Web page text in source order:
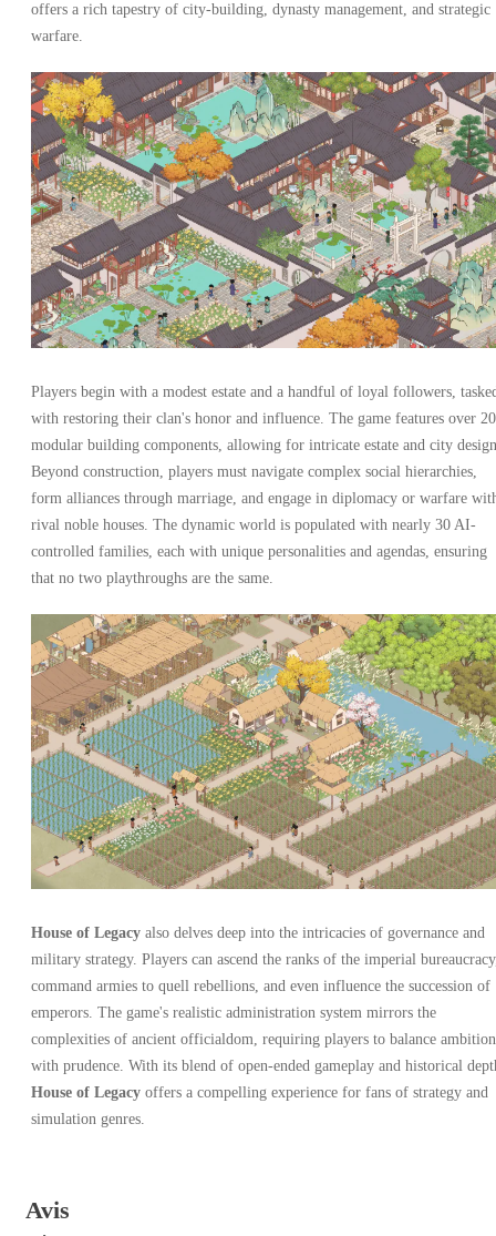
offers a rich tapestry of city-building, dynasty management, and strategic
warfare.
Players begin with a modest estate and a handful of loyal followers,
with restoring their clan's honor and influence. The game features over
modular building components, allowing for intricate estate and city
Beyond construction, players must navigate complex social hierarchies,
form alliances through marriage, and engage in diplomacy or warfare
rival noble houses. The dynamic world is populated with nearly 30 AI-
controlled families, each with unique personalities and agendas, ensuring
that no two playthroughs are the same.
House of Legacy also delves deep into the intricacies of governance and
military strategy. Players can ascend the ranks of the imperial
command armies to quell rebellions, and even influence the succession of
emperors. The game's realistic administration system mirrors the
complexities of ancient officialdom, requiring players to balance ambition
with prudence. With its blend of open-ended gameplay and historical
House of Legacy offers a compelling experience for fans of strategy and
simulation genres.
Avis